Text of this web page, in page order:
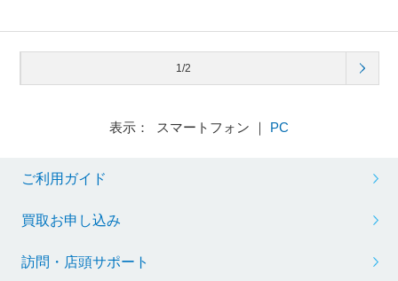
1/2
表示： スマートフォン ｜ PC
ご利用ガイド
買取お申し込み
訪問・店頭サポート